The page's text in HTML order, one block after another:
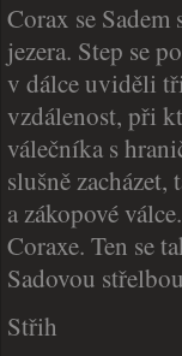
Corax se
jezera. Step se
v dálce uviděli
vzdálenost, při
válečníka s
slušně
a zákopové
Coraxe. Ten se
Sadovou
Střih